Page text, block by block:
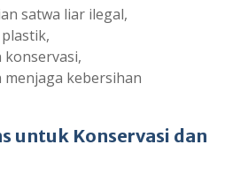
satwa liar ilegal,
konservasi,
kebersihan
untuk Konservasi dan